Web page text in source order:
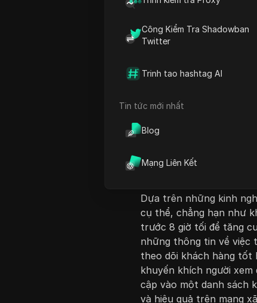
Công Kiểm Tra Shadowban
Twitter
Trinh tao hashtag AI
Tin tức mới nhất
Blog
Mạng Liên Kết
Trong video này,
lược hiệu quả để đăng
tác của khán giả. Cô
Facebook Insights để
động tích cực nhất.
Dựa trên những kinh
cụ thể, chẳng hạn như
trước 8 giờ tối để tăng
những thông tin về việc
theo dõi khách hàng tốt
khuyến khích người
cập vào một danh sách
và hiệu quả trên mạng